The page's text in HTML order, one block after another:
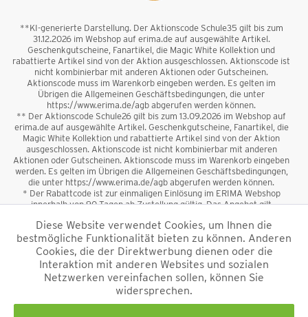
**KI-generierte Darstellung. Der Aktionscode Schule35 gilt bis zum
31.12.2026 im Webshop auf erima.de auf ausgewählte Artikel.
Geschenkgutscheine, Fanartikel, die Magic White Kollektion und
rabattierte Artikel sind von der Aktion ausgeschlossen. Aktionscode ist
nicht kombinierbar mit anderen Aktionen oder Gutscheinen.
Aktionscode muss im Warenkorb eingeben werden. Es gelten im
Übrigen die Allgemeinen Geschäftsbedingungen, die unter
https://www.erima.de/agb abgerufen werden können.
** Der Aktionscode Schule26 gilt bis zum 13.09.2026 im Webshop auf
erima.de auf ausgewählte Artikel. Geschenkgutscheine, Fanartikel, die
Magic White Kollektion und rabattierte Artikel sind von der Aktion
ausgeschlossen. Aktionscode ist nicht kombinierbar mit anderen
Aktionen oder Gutscheinen. Aktionscode muss im Warenkorb eingeben
werden. Es gelten im Übrigen die Allgemeinen Geschäftsbedingungen,
die unter https://www.erima.de/agb abgerufen werden können.
* Der Rabattcode ist zur einmaligen Einlösung im ERIMA Webshop
innerhalb von 90 Tagen ab Zustellung gültig. Das Angebot gilt
sowie Geschenkgutscheine sind vom Rabatt ausgeschlossen. Der
Rabattcode ist nicht mit anderen Aktionen oder Gutscheinen
kombinierbar. Der Mindestbestellwert beträgt 50 €
*Alle Preise verstehen sich inkl. Mehrwertsteuer und zzgl.
und ggf. Nachnahmegebühren, wenn nicht anders
beschrieben.
Diese Website verwendet Cookies, um Ihnen die
bestmögliche Funktionalität bieten zu können. Anderen
Cookies, die der Direktwerbung dienen oder die
Interaktion mit anderen Websites und sozialen
Netzwerken vereinfachen sollen, können Sie
widersprechen.